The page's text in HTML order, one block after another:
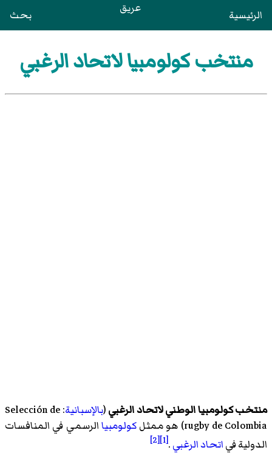
الرئيسية عريق بحث
منتخب كولومبيا لاتحاد الرغبي
منتخب كولومبيا الوطني لاتحاد الرغبي(بالإسبانية:
Selección de
rugby de Colombia)‏ هو ممثلكولومبياالرسمي في المنافسات
الدولية فياتحاد الرغبي.
[1]
[2]